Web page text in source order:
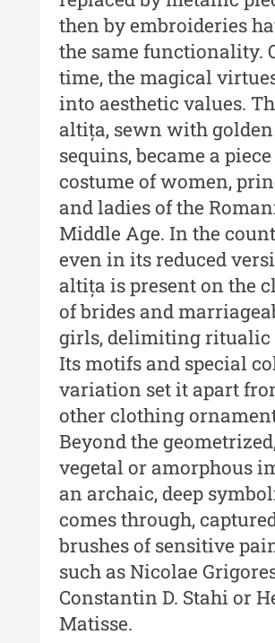
Moldovei
Anuarul Muzeului
Moldovei - XXII / 2022
Anuarul Muzeului
Moldovei - XXI / 2021
Anuarul Muzeului
Moldovei - XX / 2020
Indexul Complet
Buletinul Muzeului Științei
Tehnicii ”Ștefan Procopiu”
Buletinul Muzeului
Tehnicii ”Ștefan
XV / Nr. 15 / 2021
Buletinul Muzeului
Tehnicii ”Ștefan
XIV / Nr. 14 / 2020
Buletinul Muzeului
Tehnicii ”Ștefan
XII / Nr. 13 / 2019
Indexul Complet
Buletinul Centrului de
Conservare-Restaurare a
then by embroideries
the same functionality.
time, the magical
into aesthetic values.
altița, sewn with golden
sequins, became a
costume of women,
and ladies of the
Middle Age. In the
even in its reduced
altița is present on the
of brides and
girls, delimiting ritualic
Its motifs and special
variation set it apart
other clothing
Beyond the
vegetal or amorphous
an archaic, deep
comes through,
brushes of sensitive
such as Nicolae
Constantin D. Stahi or
Matisse.